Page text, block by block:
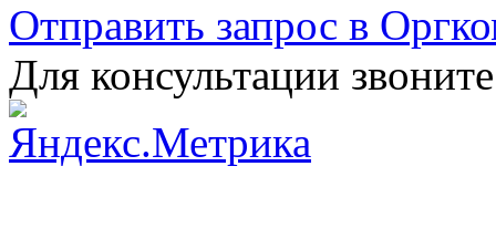
Отправить запрос в
Для консультации